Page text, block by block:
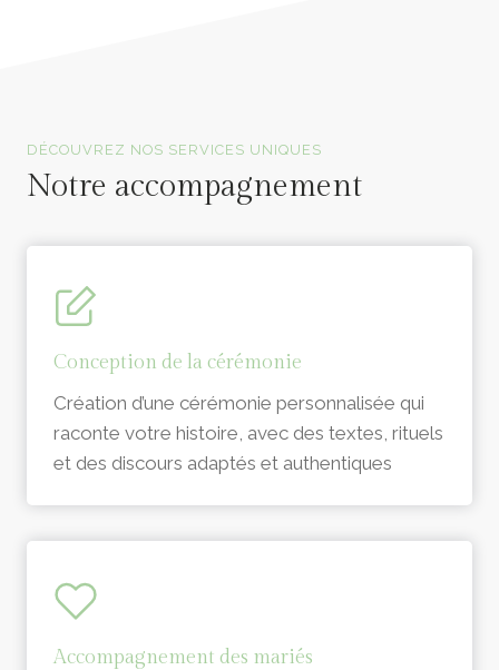
DÉCOUVREZ NOS SERVICES UNIQUES
Notre accompagnement
Conception de la cérémonie
Création d’une cérémonie personnalisée qui
raconte votre histoire, avec des textes, rituels
et des discours adaptés et authentiques
Accompagnement des mariés